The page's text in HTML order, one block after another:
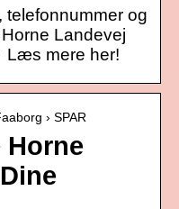
og
Landevej
Læs mere her!
› SPAR
Horne